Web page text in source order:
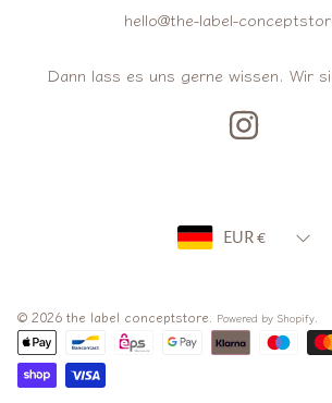
hello@the-label-
Dann lass es uns gerne wissen. Wir
© 2026 the label conceptstore. Powered by Shopify
Zahlungsarten
EUR €